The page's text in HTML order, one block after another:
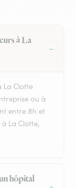
à La
La Clotte
ou à
entre 8h et
La Clotte,
hôpital